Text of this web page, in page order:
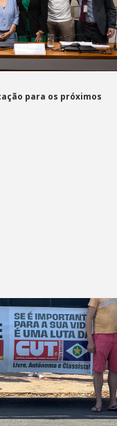
para os próximos